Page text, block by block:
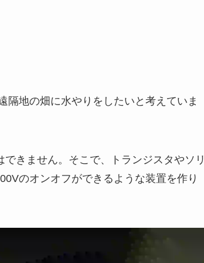
隔地の畑に水やりをしたいと考えていま
きません。そこで、トランジスタやソ
のオンオフができるような装置を作り